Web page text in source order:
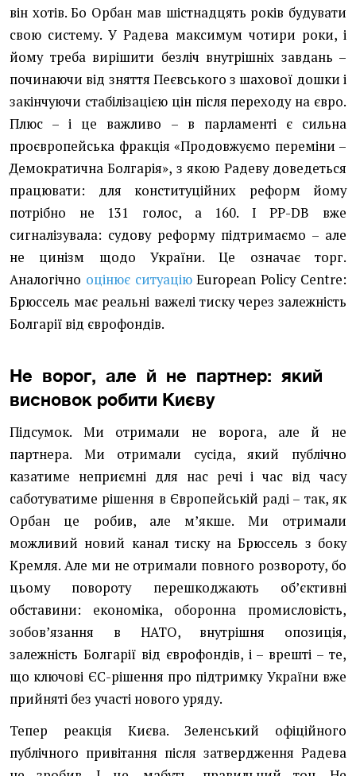
він хотів. Бо Орбан мав шістнадцять років будувати
свою систему. У Радева максимум чотири роки, і
йому треба вирішити безліч внутрішніх завдань –
починаючи від зняття Пеєвського з шахової дошки і
закінчуючи стабілізацією цін після переходу на євро.
Плюс – і це важливо – в парламенті є сильна
проєвропейська фракція «Продовжуємо переміни –
Демократична Болгарія», з якою Радеву доведеться
працювати: для конституційних реформ йому
потрібно не 131 голос, а 160. І PP-DB вже
сигналізувала: судову реформу підтримаємо – але
не цинізм щодо України. Це означає торг.
Аналогічно оцінює ситуаціюEuropean Policy Centre:
Брюссель має реальні важелі тиску через залежність
Болгарії від єврофондів.
Не ворог, але й не партнер: який
висновок робити Києву
Підсумок. Ми отримали не ворога, але й не
партнера. Ми отримали сусіда, який публічно
казатиме неприємні для нас речі і час від часу
саботуватиме рішення в Європейській раді – так, як
Орбан це робив, але мʼякше. Ми отримали
можливий новий канал тиску на Брюссель з боку
Кремля. Але ми не отримали повного розвороту, бо
цьому повороту перешкоджають обʼєктивні
обставини: економіка, оборонна промисловість,
зобовʼязання в НАТО, внутрішня опозиція,
залежність Болгарії від єврофондів, і – врешті – те,
що ключові ЄС-рішення про підтримку України вже
прийняті без участі нового уряду.
Тепер реакція Києва. Зеленський офіційного
публічного привітання після затвердження Радева